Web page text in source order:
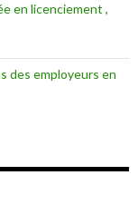
en licenciement ,
des employeurs en